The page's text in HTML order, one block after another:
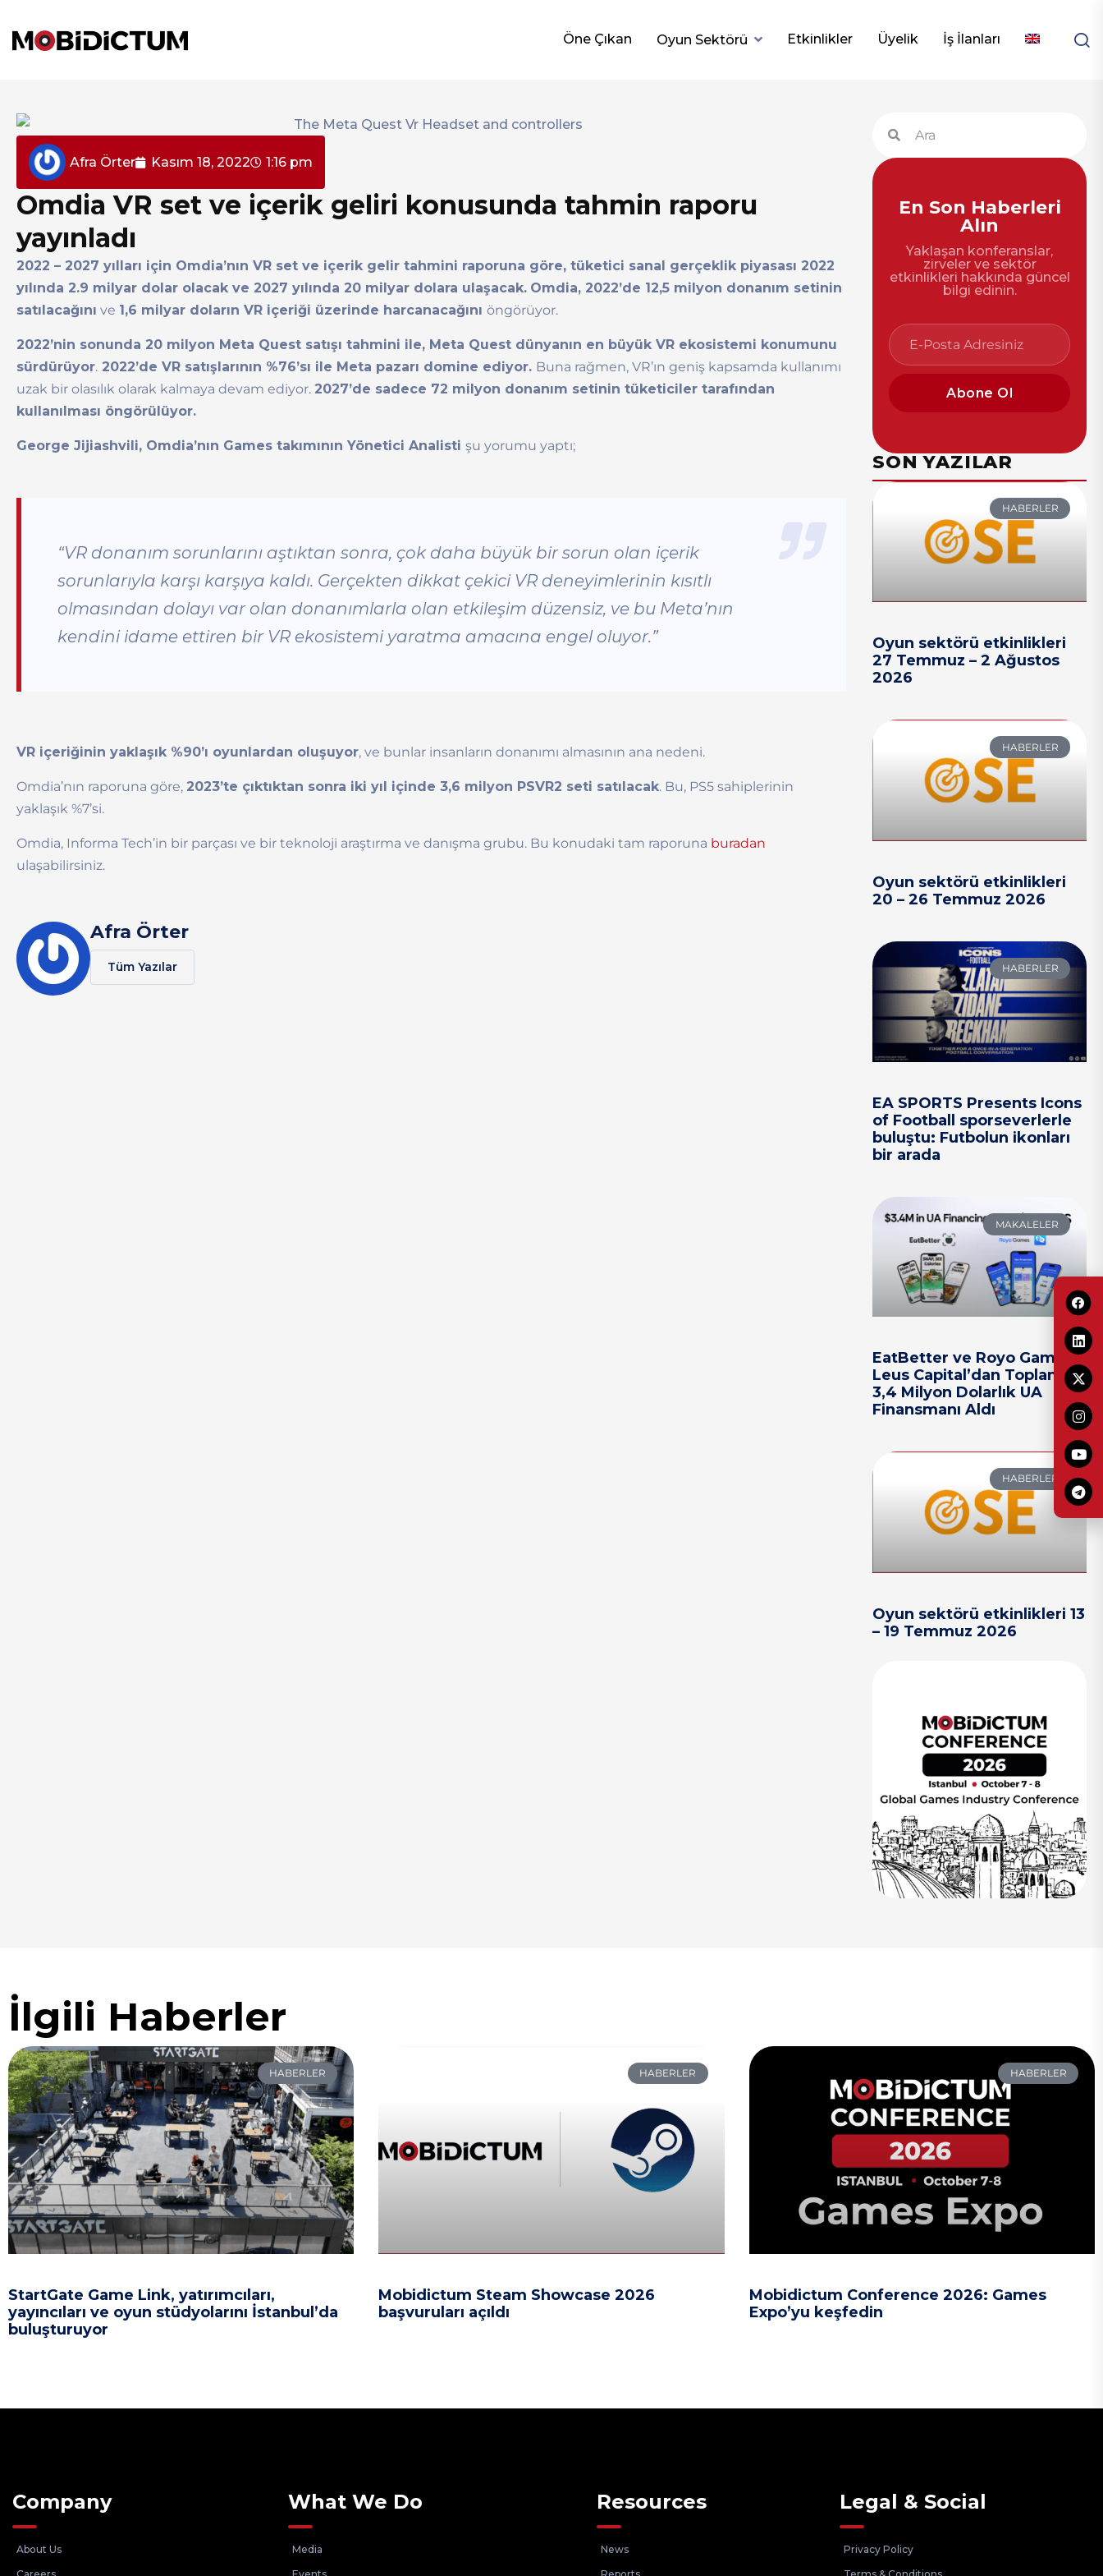
Öne Çıkan Oyun Sektörü Etkinlikler Üyelik İş İlanları
Afra Örter Kasım 18, 2022 1:16 pm
Omdia VR set ve içerik geliri konusunda tahmin raporu
yayınladı
2022 – 2027 yılları için Omdia’nın VR set ve içerik gelir tahmini raporuna göre, tüketici sanal gerçeklik piyasası 2022
yılında 2.9 milyar dolar olacak ve 2027 yılında 20 milyar dolara ulaşacak. Omdia, 2022’de 12,5 milyon donanım setinin
satılacağını ve 1,6 milyar doların VR içeriği üzerinde harcanacağını öngörüyor.
2022’nin sonunda 20 milyon Meta Quest satışı tahmini ile, Meta Quest dünyanın en büyük VR ekosistemi konumunu
sürdürüyor. 2022’de VR satışlarının %76’sı ile Meta pazarı domine ediyor. Buna rağmen, VR’ın geniş kapsamda kullanımı
uzak bir olasılık olarak kalmaya devam ediyor. 2027’de sadece 72 milyon donanım setinin tüketiciler tarafından
kullanılması öngörülüyor.
George Jijiashvili, Omdia’nın Games takımının Yönetici Analisti şu yorumu yaptı;
“VR donanım sorunlarını aştıktan sonra, çok daha büyük bir sorun olan içerik
sorunlarıyla karşı karşıya kaldı. Gerçekten dikkat çekici VR deneyimlerinin kısıtlı
olmasından dolayı var olan donanımlarla olan etkileşim düzensiz, ve bu Meta’nın
kendini idame ettiren bir VR ekosistemi yaratma amacına engel oluyor.”
VR içeriğinin yaklaşık %90’ı oyunlardan oluşuyor, ve bunlar insanların donanımı almasının ana nedeni.
Omdia’nın raporuna göre, 2023’te çıktıktan sonra iki yıl içinde 3,6 milyon PSVR2 seti satılacak. Bu, PS5 sahiplerinin
yaklaşık %7’si.
Omdia, Informa Tech’in bir parçası ve bir teknoloji araştırma ve danışma grubu. Bu konudaki tam raporuna buradan
ulaşabilirsiniz.
Afra Örter
Tüm Yazılar
En Son Haberleri
Alın
Yaklaşan konferanslar,
zirveler ve sektör
etkinlikleri hakkında güncel
bilgi edinin.
Abone Ol
SON YAZILAR
HABERLER
Oyun sektörü etkinlikleri
27 Temmuz – 2 Ağustos
2026
HABERLER
Oyun sektörü etkinlikleri
20 – 26 Temmuz 2026
HABERLER
EA SPORTS Presents Icons
of Football sporseverlerle
buluştu: Futbolun ikonları
bir arada
MAKALELER
EatBetter ve Royo Games,
Leus Capital’dan Toplam
3,4 Milyon Dolarlık UA
Finansmanı Aldı
HABERLER
Oyun sektörü etkinlikleri 13
– 19 Temmuz 2026
İlgili Haberler
HABERLER
StartGate Game Link, yatırımcıları,
yayıncıları ve oyun stüdyolarını İstanbul’da
buluşturuyor
HABERLER
Mobidictum Steam Showcase 2026
başvuruları açıldı
HABERLER
Mobidictum Conference 2026: Games
Expo’yu keşfedin
Company
About Us
What We Do
Media
Resources
News
Legal & Social
Privacy Policy